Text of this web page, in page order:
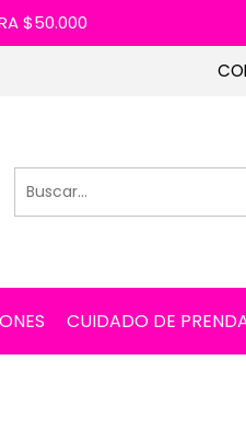
$50.000
CUIDADO DE